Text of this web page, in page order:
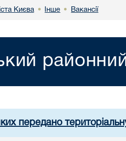
Києва • Інше • Вакансії
передано